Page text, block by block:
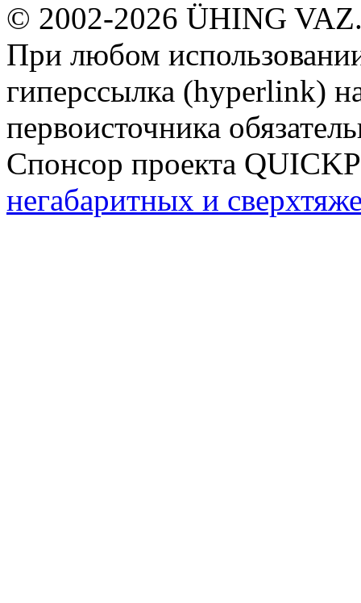
© 2002-2026 ÜHING
При любом
гиперссылка (hyperlink)
первоисточника
Спонсор проекта
негабаритных и